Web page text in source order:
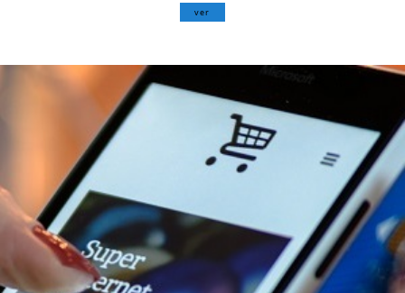
ver